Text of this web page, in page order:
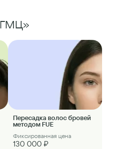
Пересадка волос бровей
методом FUE
Фиксированная цена
130 000 ₽